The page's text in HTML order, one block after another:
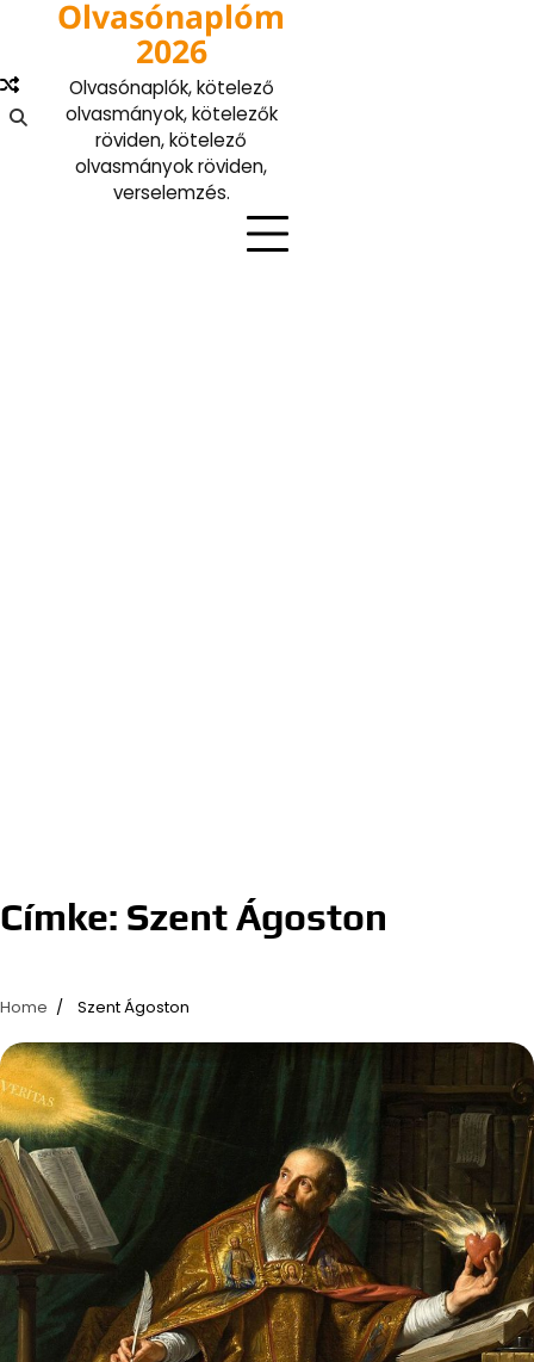
content
Olvasónaplóm
2026
Olvasónaplók, kötelező
olvasmányok, kötelezők
röviden, kötelező
olvasmányok röviden,
verselemzés.
Címke: Szent Ágoston
Home Szent Ágoston